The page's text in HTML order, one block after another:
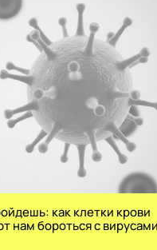
как клетки крови
нам бороться с вирусами